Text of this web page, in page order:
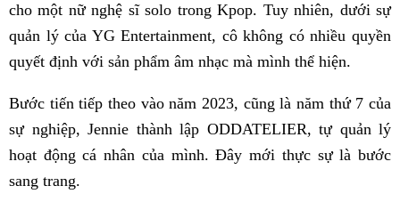
cho một nữ nghệ sĩ solo trong Kpop. Tuy nhiên, dưới sự
quản lý của YG Entertainment, cô không có nhiều quyền
quyết định với sản phẩm âm nhạc mà mình thể hiện.
Bước tiến tiếp theo vào năm 2023, cũng là năm thứ 7 của
sự nghiệp, Jennie thành lập ODDATELIER, tự quản lý
hoạt động cá nhân của mình. Đây mới thực sự là bước
sang trang.